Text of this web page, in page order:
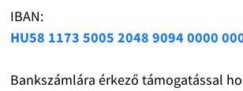
IBAN:
HU58 1173 5005 2048 9094 0000
Bankszámlára érkező támogatással